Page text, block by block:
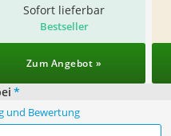
Sofort lieferbar
Bestseller
Zum Angebot »
*
und Bewertung